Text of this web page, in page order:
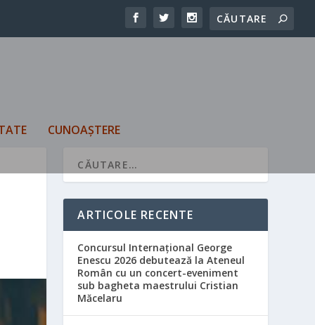
CUNOAȘTERE
ARTICOLE RECENTE
Concursul Internațional George
Enescu 2026 debutează la Ateneul
Român cu un concert-eveniment
sub bagheta maestrului Cristian
Măcelaru